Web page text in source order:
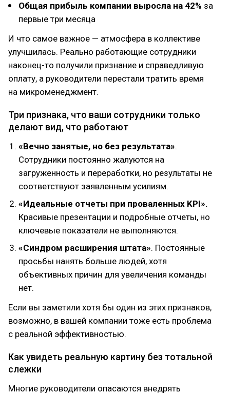
Общая прибыль компании выросла на 42% за
первые три месяца
И что самое важное — атмосфера в коллективе
улучшилась. Реально работающие сотрудники
наконец-то получили признание и справедливую
оплату, а руководители перестали тратить время
на микроменеджмент.
Три признака, что ваши сотрудники только
делают вид, что работают
«Вечно занятые, но без результата».
Сотрудники постоянно жалуются на
загруженность и переработки, но результаты не
соответствуют заявленным усилиям.
«Идеальные отчеты при проваленных KPI».
Красивые презентации и подробные отчеты, но
ключевые показатели не выполняются.
«Синдром расширения штата». Постоянные
просьбы нанять больше людей, хотя
объективных причин для увеличения команды
нет.
Если вы заметили хотя бы один из этих признаков,
возможно, в вашей компании тоже есть проблема
с реальной эффективностью.
Как увидеть реальную картину без тотальной
слежки
Многие руководители опасаются внедрять